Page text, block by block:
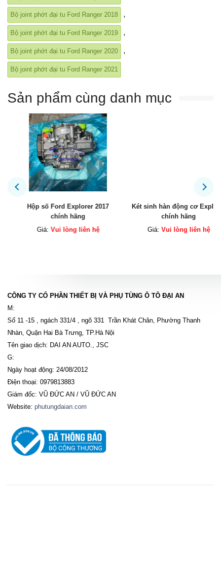
Bộ joint phớt đại tu Ford Ranger 2018 ,
Bộ joint phớt đại tu Ford Ranger 2019 ,
Bộ joint phớt đại tu Ford Ranger 2020 ,
Bộ joint phớt đại tu Ford Ranger 2021
Sản phẩm cùng danh mục
Hộp số Ford Explorer 2017
chính hãng
Giá:Vui lòng liên hệ
Két sinh hàn động cơ Explorer
chính hãng
Giá:Vui lòng liên hệ
CÔNG TY CỔ PHẦN THIẾT BỊ VÀ PHỤ TÙNG Ô TÔ ĐẠI AN
M:
Số 11 -15 , ngách 331/4 , ngõ 331 Trần Khát Chân, Phường Thanh
Nhàn, Quận Hai Bà Trưng, TP.Hà Nội
Tên giao dịch: DAI AN AUTO., JSC
G:
Ngày hoạt động: 24/08/2012
Điện thoại: 0979813883
Giám đốc: VŨ ĐỨC AN / VŨ ĐỨC AN
Website: phutungdaian.com